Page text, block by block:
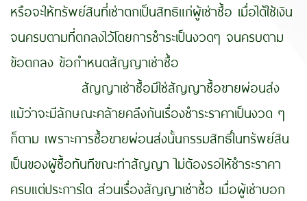
หรือจะให้ทรัพย์สินที่เช่าตกเป็นสิทธิแก่ผู้เช่าซื้อ เมื่อได้ใช้เงิน
จนครบตามที่ตกลงไว้โดยการชําระเป็นงวดๆ จนครบตาม
ข้อตกลง ข้อกำหนดสัญญาเช่าซื้อ
สัญญาเช่าซื้อมิใช่สัญญาซื้อขายผ่อนส่ง
แม้ว่าจะมีลักษณะคล้ายคลึงกันเรื่องชําระราคาเป็นงวด ๆ
ก็ตาม เพราะการซื้อขายผ่อนส่งนั้นกรรมสิทธิ์ในทรัพย์สิน
เป็นของผู้ซื้อทันทีขณะท่าสัญญา ไม่ต้องรอให้ชําระราคา
ครบแต่ประการใด ส่วนเรื่องสัญญาเช่าซื้อ เมื่อผู้เช่าบอก